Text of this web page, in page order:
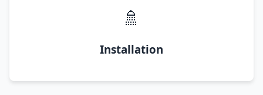
🚿
Installation